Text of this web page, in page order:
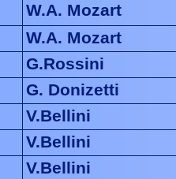
W.A. Mozart
W.A. Mozart
G.Rossini
G. Donizetti
V.Bellini
V.Bellini
V.Bellini